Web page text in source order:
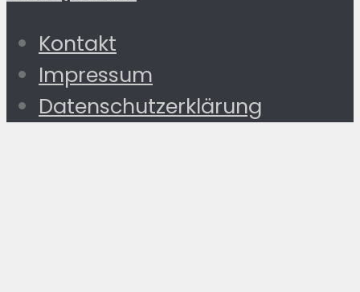
Kontakt
Impressum
Datenschutzerklärung